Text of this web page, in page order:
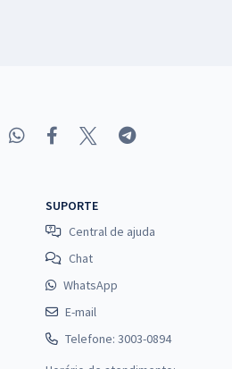
SUPORTE
Central de ajuda
Chat
WhatsApp
E-mail
Telefone: 3003-0894